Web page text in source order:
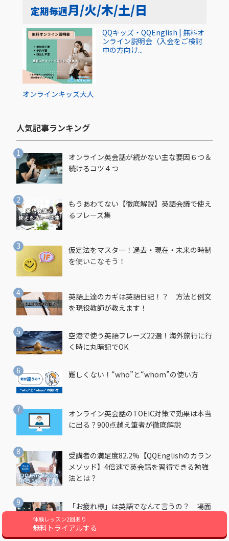
体験レッスン2回あり
無料トライアルする
定期毎週月/火/木/土/日
オンラインキッズ大人
QQキッズ・QQEnglish | 無料オ
ンライン説明会（入会をご検討
中の方向け...
人気記事ランキング​
オンライン英会話が続かない主な要因６つ＆
続けるコツ４つ
もうあわてない【徹底解説】英語会議で使え
るフレーズ集
仮定法をマスター！過去・現在・未来の時制
を使いこなそう！
英語上達のカギは英語日記！？ 方法と例文
を現役教師が教えます！
空港で使う英語フレーズ22選！海外旅行に行
く時に丸暗記でOK
難しくない！“who”と“whom”の使い方
オンライン英会話のTOEIC対策で効果は本当
に出る？900点越え筆者が徹底解説
受講者の満足度82.2%【QQEnglishのカラン
メソッド】4倍速で英会話を習得できる勉強
法とは？
「お疲れ様」は英語でなんて言うの？ 場面
別でネイティブがよく使う英語フレーズを解
説